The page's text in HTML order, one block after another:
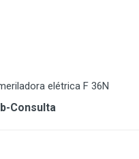
elétrica F 36N
Consulta